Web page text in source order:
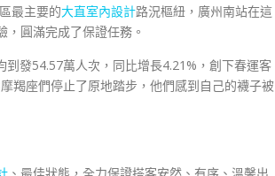
最主要的大直室內設計路況樞紐，廣州南站在這
圓滿完成了保證任務。
發54.57萬人次，同比增長4.21%，創下春運客
羯座們停止了原地踏步，他們感到自己的襪子被